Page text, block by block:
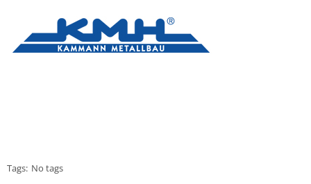
Tags: No tags